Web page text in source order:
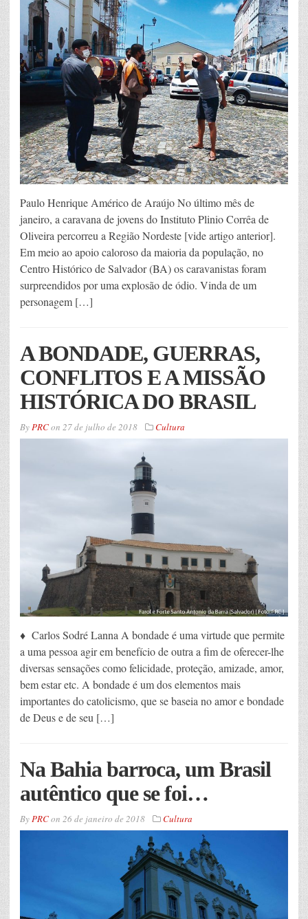
Paulo Henrique Américo de Araújo No último mês de
janeiro, a caravana de jovens do Instituto Plinio Corrêa de
Oliveira percorreu a Região Nordeste [vide artigo anterior].
Em meio ao apoio caloroso da maioria da população, no
Centro Histórico de Salvador (BA) os caravanistas foram
surpreendidos por uma explosão de ódio. Vinda de um
personagem […]
A BONDADE, GUERRAS,
CONFLITOS E A MISSÃO
HISTÓRICA DO BRASIL
ByPRCon 27 de julho de 2018 Cultura
♦ Carlos Sodré Lanna A bondade é uma virtude que permite
a uma pessoa agir em benefício de outra a fim de oferecer-lhe
diversas sensações como felicidade, proteção, amizade, amor,
bem estar etc. A bondade é um dos elementos mais
importantes do catolicismo, que se baseia no amor e bondade
de Deus e de seu […]
Na Bahia barroca, um Brasil
autêntico que se foi…
ByPRCon 26 de janeiro de 2018 Cultura